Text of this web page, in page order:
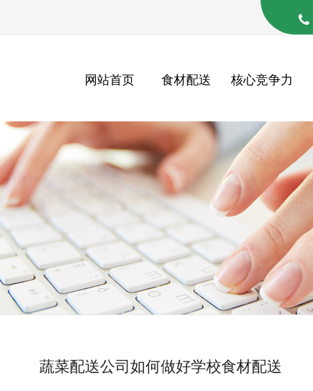
网站首页 食材配送 核心竞争力
蔬菜配送公司如何做好学校食材配送